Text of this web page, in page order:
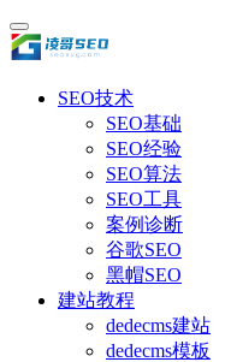
SEO技术
SEO基础
SEO经验
SEO算法
SEO工具
案例诊断
谷歌SEO
黑帽SEO
建站教程
dedecms建站
dedecms模板